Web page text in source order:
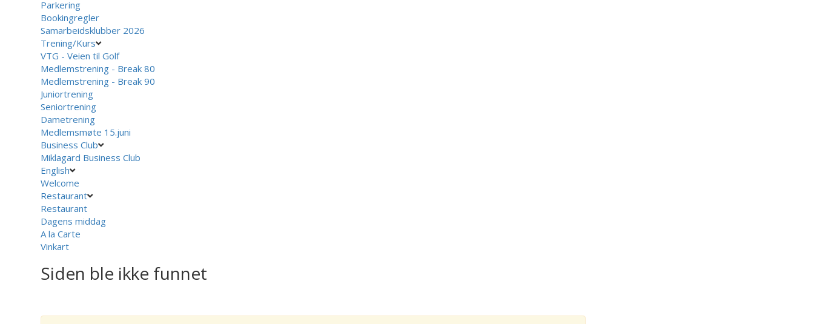
Parkering
Bookingregler
Samarbeidsklubber 2026
Trening/Kurs
VTG - Veien til Golf
Medlemstrening - Break 80
Medlemstrening - Break 90
Juniortrening
Seniortrening
Dametrening
Medlemsmøte 15.juni
Business Club
Miklagard Business Club
English
Welcome
Restaurant
Restaurant
Dagens middag
A la Carte
Vinkart
Siden ble ikke funnet